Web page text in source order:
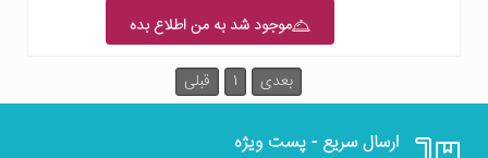
موجود شد به من اطلاع بده
قبلی 1 بعدی
ارسال سریع - پست ویژه